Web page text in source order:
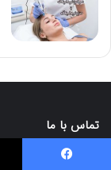
تماس با ما